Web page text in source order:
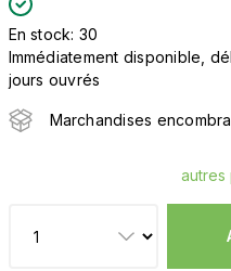
En stock: 30
Immédiatement disponible,
jours ouvrés
Marchandises
autres